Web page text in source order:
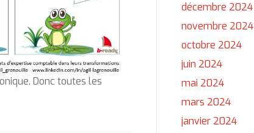
Donc toutes les
décembre 2024
novembre 2024
octobre 2024
juin 2024
mai 2024
mars 2024
janvier 2024